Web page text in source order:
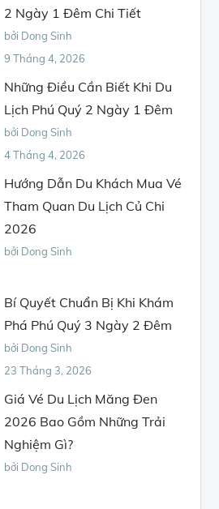
2 Ngày 1 Đêm Chi Tiết
bởi Dong Sinh
9 Tháng 4, 2026
Những Điều Cần Biết Khi Du
Lịch Phú Quý 2 Ngày 1 Đêm
bởi Dong Sinh
4 Tháng 4, 2026
Hướng Dẫn Du Khách Mua Vé
Tham Quan Du Lịch Củ Chi
2026
bởi Dong Sinh
Bí Quyết Chuẩn Bị Khi Khám
Phá Phú Quý 3 Ngày 2 Đêm
bởi Dong Sinh
23 Tháng 3, 2026
Giá Vé Du Lịch Măng Đen
2026 Bao Gồm Những Trải
Nghiệm Gì?
bởi Dong Sinh